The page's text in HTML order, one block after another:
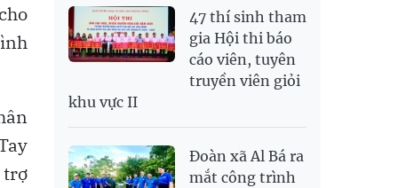
trợ
47 thí sinh tham
gia Hội thi báo
cáo viên, tuyên
truyền viên giỏi
khu vực II
Đoàn xã Al Bá ra
mắt công trình